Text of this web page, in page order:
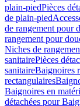
plain-piedPièces
de plain-pied
de rangement pour
rangement pour
Niches de
sanitairePièces
sanitaireBaignoires
rectangulaires
Baignoires en
détachées pour